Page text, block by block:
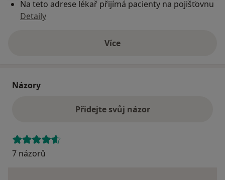
Na teto adrese lékař přijímá pacienty na pojišťovnu
Detaily
Víceo adrese
Názory
Přidejte svůj názor
7 názorů